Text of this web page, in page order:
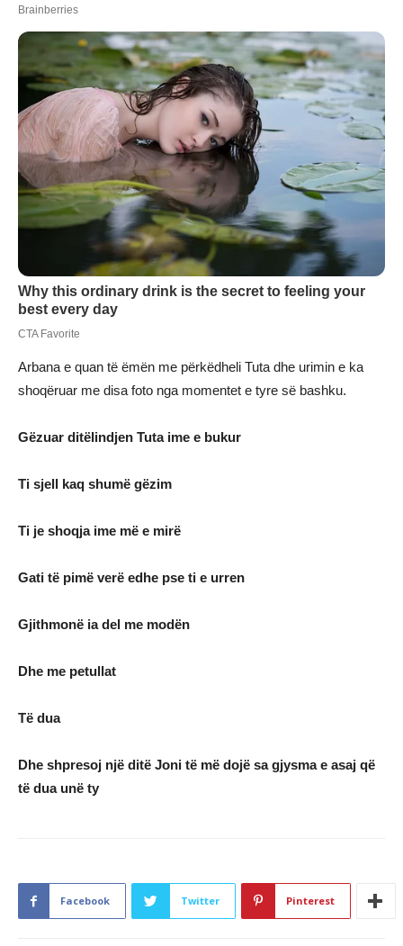
Arbana e quan të ëmën me përkëdheli Tuta dhe urimin e ka
shoqëruar me disa foto nga momentet e tyre së bashku.
Gëzuar ditëlindjen Tuta ime e bukur
Ti sjell kaq shumë gëzim
Ti je shoqja ime më e mirë
Gati të pimë verë edhe pse ti e urren
Gjithmonë ia del me modën
Dhe me petullat
Të dua
Dhe shpresoj një ditë Joni të më dojë sa gjysma e asaj që
të dua unë ty
Facebook Twitter Pinterest